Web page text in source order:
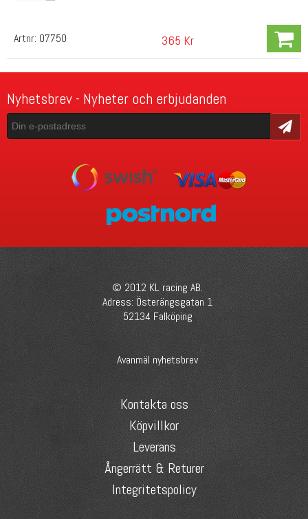
Artnr: 07750 365 Kr
Nyhetsbrev - Nyheter och erbjudanden
Skicka
© 2012 KL racing AB.
Adress: Österängsgatan 1
52134 Falköping
Avanmäl nyhetsbrev
Kontakta oss
Köpvillkor
Leverans
Ångerrätt & Returer
Integritetspolicy